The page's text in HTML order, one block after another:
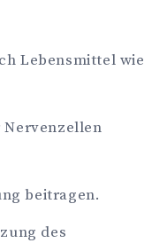
Lebensmittel wie
Nervenzellen
beitragen.
des